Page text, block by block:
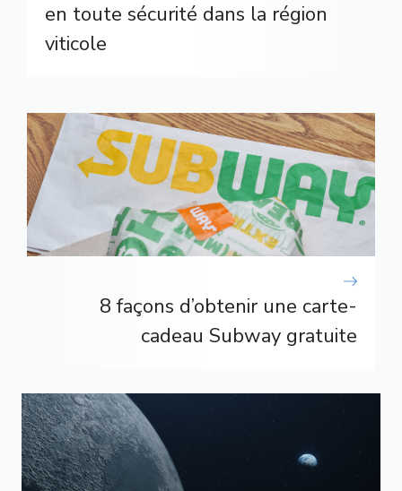
en toute sécurité dans la région
viticole
8 façons d’obtenir une carte-
cadeau Subway gratuite